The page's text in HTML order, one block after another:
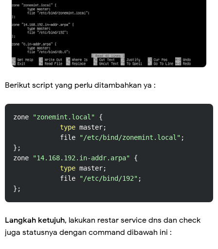
Berikut script yang perlu ditambahkan ya :
zone "zonemint.local" {
type master;
file
"/etc/bind/zonemint.local" ;
};
zone
"14.168.192.in-addr.arpa" {
type master;
file
"/etc/bind/192" ;
};
Langkah ketujuh, lakukan restar service dns dan check
juga statusnya dengan command dibawah ini :